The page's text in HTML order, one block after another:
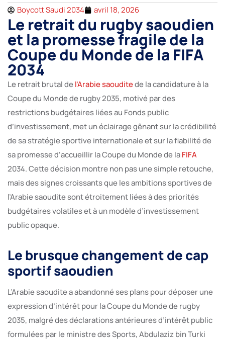
Boycott Saudi 2034 avril 18, 2026
Le retrait du rugby saoudien
et la promesse fragile de la
Coupe du Monde de la FIFA
2034
Le retrait brutal del’Arabie saouditede la candidature à la
Coupe du Monde de rugby 2035, motivé par des
restrictions budgétaires liées au Fonds public
d’investissement, met un éclairage gênant sur la crédibilité
de sa stratégie sportive internationale et sur la fiabilité de
sa promesse d’accueillir la Coupe du Monde de laFIFA
2034. Cette décision montre non pas une simple retouche,
mais des signes croissants que les ambitions sportives de
l’Arabie saoudite sont étroitement liées à des priorités
budgétaires volatiles et à un modèle d’investissement
public opaque.
Le brusque changement de cap
sportif saoudien
L’Arabie saoudite a abandonné ses plans pour déposer une
expression d’intérêt pour la Coupe du Monde de rugby
2035, malgré des déclarations antérieures d’intérêt public
formulées par le ministre des Sports, Abdulaziz bin Turki